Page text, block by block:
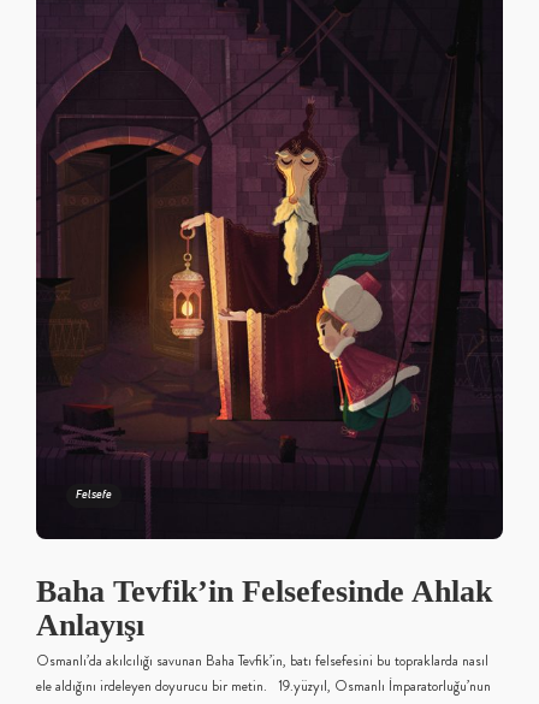
Felsefe
Baha Tevfik’in Felsefesinde Ahlak
Anlayışı
Osmanlı’da akılcılığı savunan Baha Tevfik’in, batı felsefesini bu topraklarda nasıl
ele aldığını irdeleyen doyurucu bir metin. 19.yüzyıl, Osmanlı İmparatorluğu’nun